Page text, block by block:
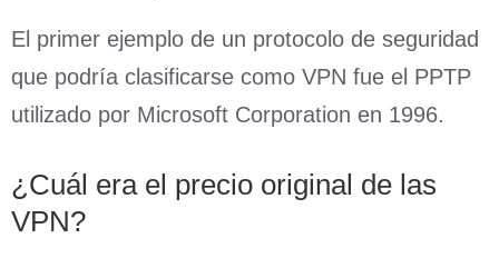
El primer ejemplo de un protocolo de seguridad
que podría clasificarse como VPN fue el PPTP
utilizado por Microsoft Corporation en 1996.
¿Cuál era el precio original de las
VPN?